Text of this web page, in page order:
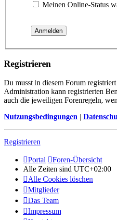
Meinen Online-Status
Registrieren
Du musst in diesem Forum
Administration kann registrierten
auch die jeweiligen Forenregeln,
Nutzungsbedingungen |
Registrieren
Portal
Foren-Übersicht
Alle Zeiten sind UTC+02:00
Alle Cookies löschen
Mitglieder
Das Team
Impressum